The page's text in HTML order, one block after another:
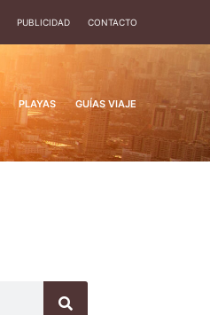
PUBLICIDAD CONTACTO
PLAYAS GUÍAS VIAJE